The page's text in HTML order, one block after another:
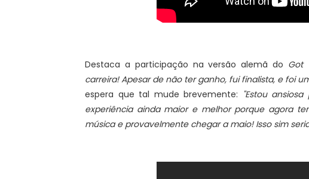
Destaca a participação na versão alemã do Got
carreira! Apesar de não ter ganho, fui finalista, e foi
espera que tal mude brevemente: "Estou
experiência ainda maior e melhor porque agora
música e provavelmente chegar a maio! Isso sim